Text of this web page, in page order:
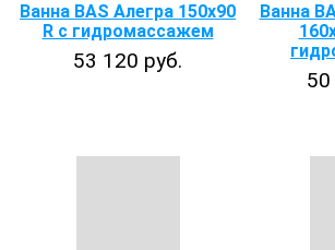
Ванна BAS Алегра 150х90
R с гидромассажем
53 120 руб.
Ванна
50